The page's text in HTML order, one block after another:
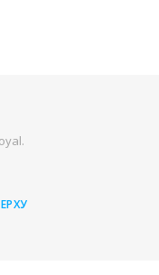
.